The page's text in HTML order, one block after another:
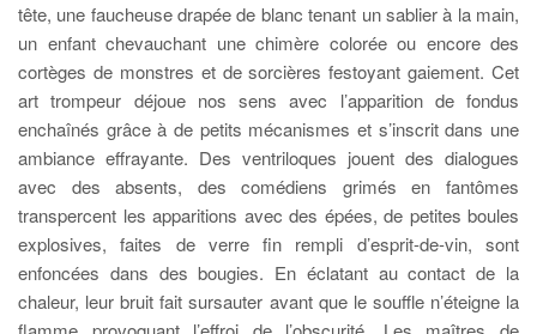
tête, une faucheuse drapée de blanc tenant un sablier à la main,
un enfant chevauchant une chimère colorée ou encore des
cortèges de monstres et de sorcières festoyant gaiement. Cet
art trompeur déjoue nos sens avec l’apparition de fondus
enchaînés grâce à de petits mécanismes et s’inscrit dans une
ambiance effrayante. Des ventriloques jouent des dialogues
avec des absents, des comédiens grimés en fantômes
transpercent les apparitions avec des épées, de petites boules
explosives, faites de verre fin rempli d’esprit-de-vin, sont
enfoncées dans des bougies. En éclatant au contact de la
chaleur, leur bruit fait sursauter avant que le souffle n’éteigne la